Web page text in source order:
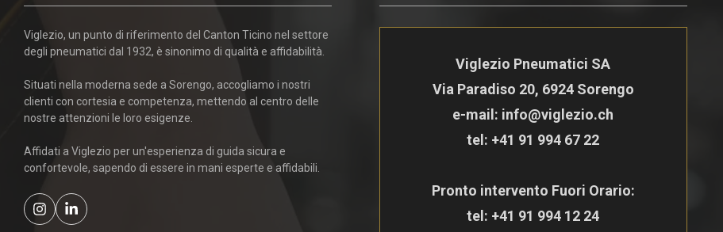
Viglezio, un punto di riferimento del Canton Ticino nel settore
degli pneumatici dal 1932, è sinonimo di qualità e affidabilità.
Situati nella moderna sede a Sorengo, accogliamo i nostri
clienti con cortesia e competenza, mettendo al centro delle
nostre attenzioni le loro esigenze.
Affidati a Viglezio per un'esperienza di guida sicura e
confortevole, sapendo di essere in mani esperte e affidabili.
Viglezio Pneumatici SA
Via Paradiso 20, 6924 Sorengo
e-mail: info@viglezio.ch
tel: +41 91 994 67 22
Pronto intervento Fuori Orario:
tel: +41 91 994 12 24